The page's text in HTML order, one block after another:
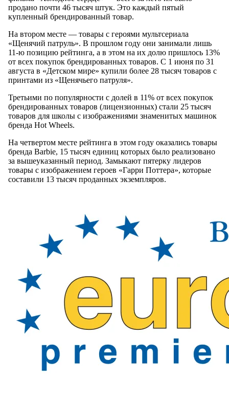
продано почти 46 тысяч штук. Это каждый пятый
купленный брендированный товар.
На втором месте — товары с героями мультсериала
«Щенячий патруль». В прошлом году они занимали лишь
11-ю позицию рейтинга, а в этом на их долю пришлось 13%
от всех покупок брендированных товаров. С 1 июня по 31
августа в «Детском мире» купили более 28 тысяч товаров с
принтами из «Щенячьего патруля».
Третьими по популярности с долей в 11% от всех покупок
брендированных товаров (лицензионных) стали 25 тысяч
товаров для школы с изображениями знаменитых машинок
бренда Hot Wheels.
На четвертом месте рейтинга в этом году оказались товары
бренда Barbie, 15 тысяч единиц которых было реализовано
за вышеуказанный период. Замыкают пятерку лидеров
товары с изображением героев «Гарри Поттера», которые
составили 13 тысяч проданных экземпляров.